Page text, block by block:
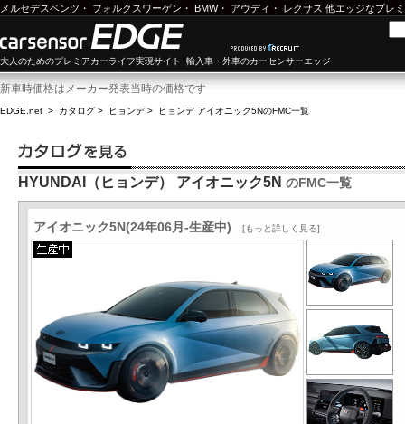
メルセデスベンツ ・ フォルクスワーゲン ・ BMW・ アウディ ・ レクサス 他エッジなプレ
大人のためのプレミアカーライフ実現サイト 輸入車・外車のカーセンサーエッジ
新車時価格はメーカー発表当時の価格です
EDGE.net > カタログ > ヒョンデ> ヒョンデ アイオニック5NのFMC一覧
HYUNDAI（ヒョンデ） アイオニック5N のFMC一覧
アイオニック5N(24年06月-生産中) [もっと詳しく見る]